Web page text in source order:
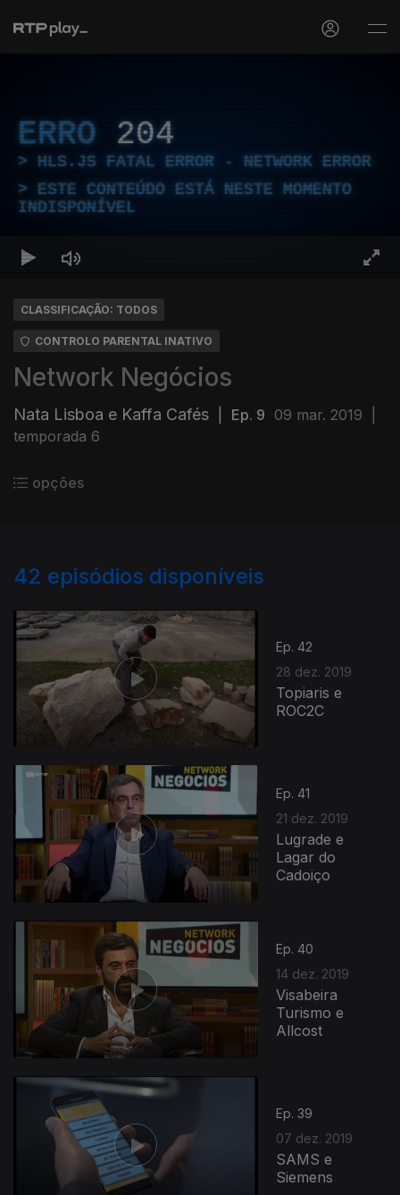
ERRO 204
HLS.JS FATAL ERROR - NETWORK ERROR
ESTE CONTEÚDO ESTÁ NESTE MOMENTO
INDISPONÍVEL
CLASSIFICAÇÃO: TODOS
CONTROLO PARENTAL INATIVO
Network Negócios
Nata Lisboa e Kaffa Cafés Ep. 9 09 mar. 2019
temporada 6
opções
42 episódios disponíveis
Ep. 42
28 dez. 2019
Topiaris e
ROC2C
Ep. 41
21 dez. 2019
Lugrade e
Lagar do
Cadoiço
Ep. 40
14 dez. 2019
Visabeira
Turismo e
Allcost
Ep. 39
07 dez. 2019
SAMS e
Siemens